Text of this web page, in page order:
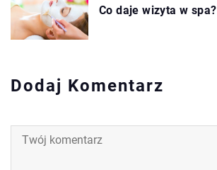
Co daje wizyta w spa?
Dodaj Komentarz